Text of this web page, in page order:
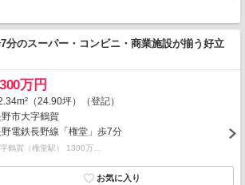
分のスーパー・コンビニ・商業施設が揃う好立
万円
（24.90坪）（登記）
市大字鶴賀
電鉄長野線「権堂」歩7分
鶴賀（権堂駅） 1300万…